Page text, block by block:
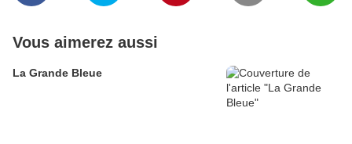
Vous aimerez aussi
La Grande Bleue